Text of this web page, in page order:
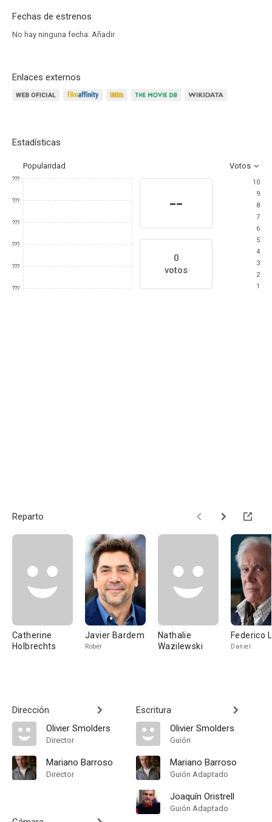
Fechas de estrenos
No hay ninguna fecha. Añadir
Enlaces externos
Estadísticas
Popularidad Votos
???
???
???
???
???
???
--
0
votos
10
9
8
7
6
5
4
3
2
1
Reparto
Catherine
Holbrechts
Javier Bardem
Rober
Nathalie
Wazilewski
Federico
Daniel
Dirección
Olivier Smolders
Director
Mariano Barroso
Director
Escritura
Olivier Smolders
Guión
Mariano Barroso
Guión Adaptado
Joaquín Oristrell
Guión Adaptado